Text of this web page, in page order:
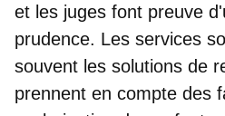
et les juges font preuve
prudence. Les services
souvent les solutions de
prennent en compte des